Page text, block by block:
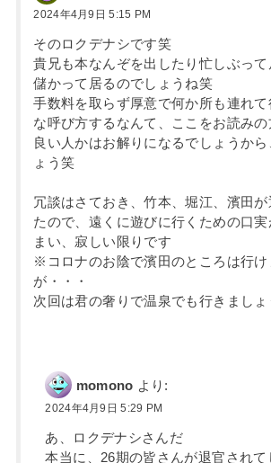
2024年4月9日 5:15 PM
そのロクデナシです笑
貴兄も本なんぞを出したり忙しぶっ
儲かって居るのでしょうね笑
手数料を取らず厚意で何か所も連れ
な呼び方するなんて、ここをお読み
良い人かはお解りになるでしょうか
ょう笑
冗談はさておき、竹本、堀江、濱田
たので、遠くに遊びに行くための口
まい、寂しい限りです
※コロナのお陰で濱田のところは行け
が・・・
次回は君の奢りで温泉でも行きましょ
momono より:
2024年4月9日 5:29 PM
あ、ロクデナシさんだ
本当に、26期の皆さんが退官されて